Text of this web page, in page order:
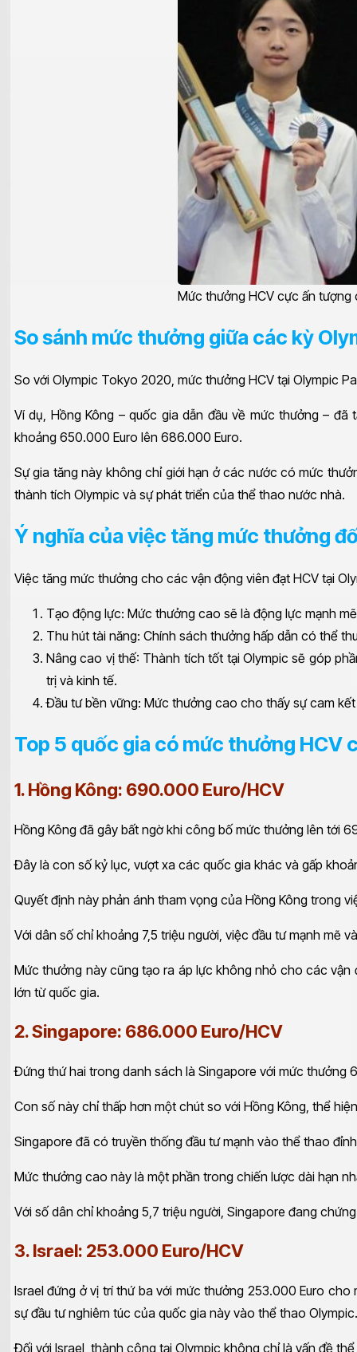
Mức thưởng HCV cực ấn
So sánh mức thưởng giữa các kỳ
So với Olympic Tokyo 2020, mức thưởng HCV tại Olympic
Ví dụ, Hồng Kông – quốc gia dẫn đầu về mức thưởng –
khoảng 650.000 Euro lên 686.000 Euro.
Sự gia tăng này không chỉ giới hạn ở các nước có mức
thành tích Olympic và sự phát triển của thể thao nước nhà.
Ý nghĩa của việc tăng mức thưởng
Việc tăng mức thưởng cho các vận động viên đạt HCV tại
Tạo động lực: Mức thưởng cao sẽ là động lực mạnh
Thu hút tài năng: Chính sách thưởng hấp dẫn có thể
Nâng cao vị thế: Thành tích tốt tại Olympic sẽ góp
trị và kinh tế.
Đầu tư bền vững: Mức thưởng cao cho thấy sự cam
Top 5 quốc gia có mức thưởng HCV
1. Hồng Kông: 690.000 Euro/HCV
Hồng Kông đã gây bất ngờ khi công bố mức thưởng lên tới
Đây là con số kỷ lục, vượt xa các quốc gia khác và gấp
Quyết định này phản ánh tham vọng của Hồng Kông trong
Với dân số chỉ khoảng 7,5 triệu người, việc đầu tư mạnh mẽ
Mức thưởng này cũng tạo ra áp lực không nhỏ cho các vận
lớn từ quốc gia.
2. Singapore: 686.000 Euro/HCV
Đứng thứ hai trong danh sách là Singapore với mức thưởng
Con số này chỉ thấp hơn một chút so với Hồng Kông, thể
Singapore đã có truyền thống đầu tư mạnh vào thể thao
Mức thưởng cao này là một phần trong chiến lược dài hạn
Với số dân chỉ khoảng 5,7 triệu người, Singapore đang
3. Israel: 253.000 Euro/HCV
Israel đứng ở vị trí thứ ba với mức thưởng 253.000 Euro
sự đầu tư nghiêm túc của quốc gia này vào thể thao Olympic.
Đối với Israel, thành công tại Olympic không chỉ là vấn đề